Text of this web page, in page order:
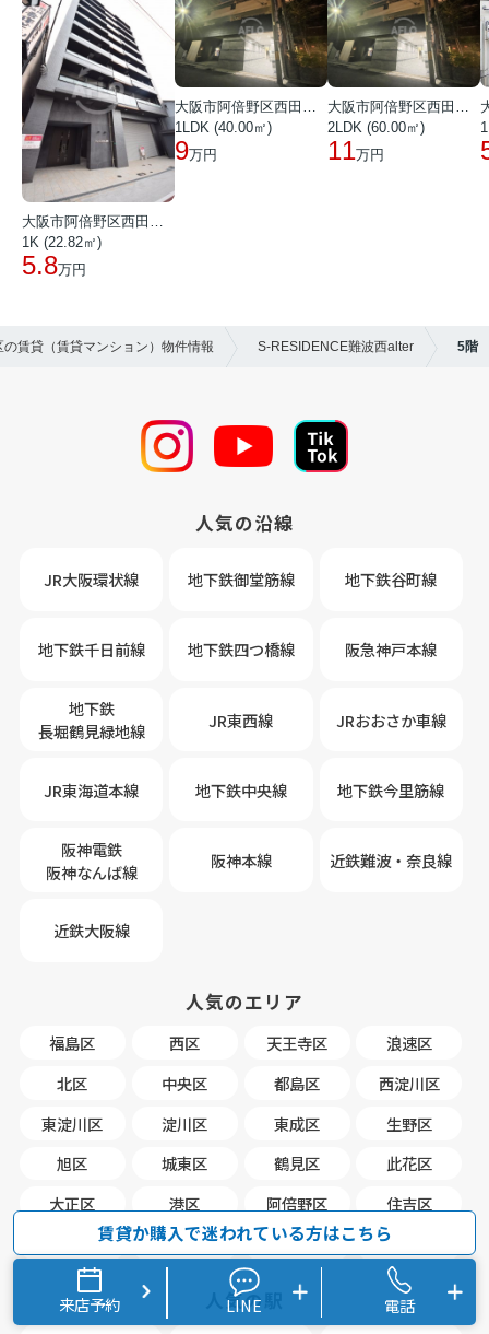
1K (22.82㎡)
5.8万円
1LDK (40.00㎡)
9万円
2LDK (60.00㎡)
11万円
賃貸（賃貸マンション）物件情報 S-RESIDENCE難波西alter 5階
人気の沿線
JR大阪環状線 地下鉄御堂筋線 地下鉄谷町線
地下鉄千日前線 地下鉄四つ橋線 阪急神戸本線
地下鉄
長堀鶴見緑地線
JR東西線 JRおおさか車線
JR東海道本線 地下鉄中央線 地下鉄今里筋線
阪神電鉄
阪神なんば線
阪神本線 近鉄難波・奈良線
近鉄大阪線
人気のエリア
福島区 西区 天王寺区
浪速区
北区
中央区 都島区
西淀川区
東淀川区
淀川区 東成区
生野区
旭区
城東区 鶴見区
此花区
大正区
港区 阿倍野区
住吉区
東住吉区
西成区 住之江区 平野区
人気の駅
賃貸か購入で迷われている方はこちら
来店予約 LINE 電話